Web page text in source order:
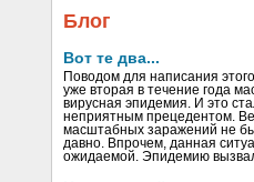
Блог
Вот те два...
Поводом для написания
уже вторая в течение года
вирусная эпидемия. И это
неприятным прецедентом.
масштабных заражений не
давно. Впрочем, данная
ожидаемой. Эпидемию